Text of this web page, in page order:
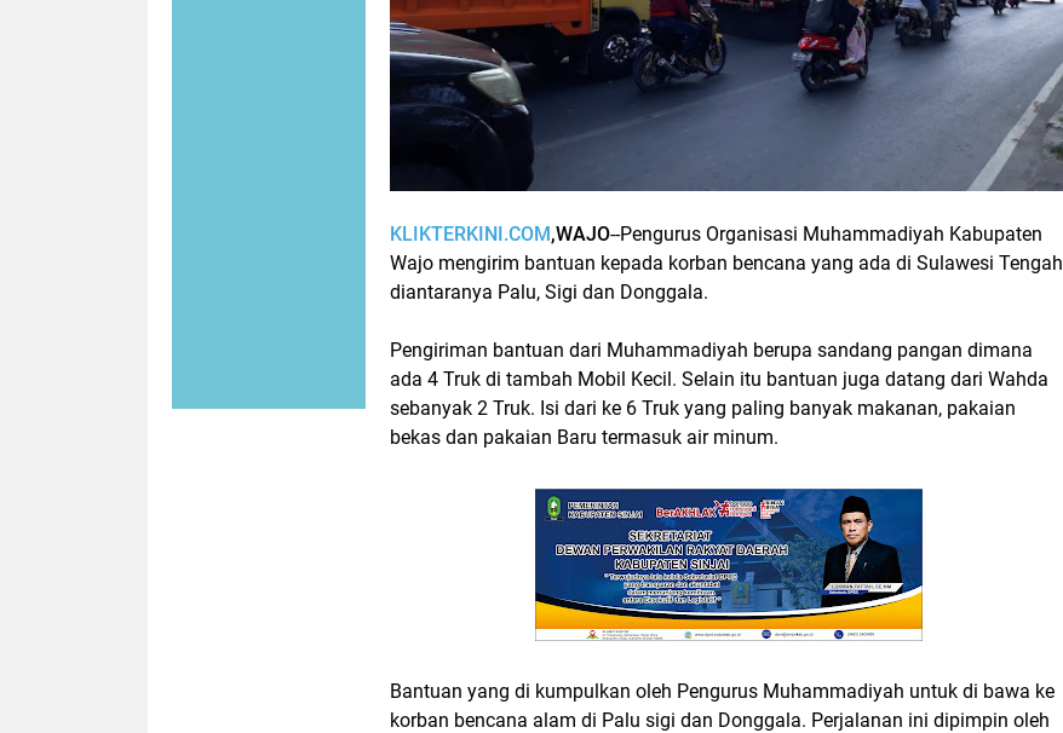
KLIKTERKINI.COM,WAJO--Pengurus Organisasi Muhammadiyah Kabupaten
Wajo mengirim bantuan kepada korban bencana yang ada di Sulawesi Tengah
diantaranya Palu, Sigi dan Donggala.
Pengiriman bantuan dari Muhammadiyah berupa sandang pangan dimana
ada 4 Truk di tambah Mobil Kecil. Selain itu bantuan juga datang dari Wahda
sebanyak 2 Truk. Isi dari ke 6 Truk yang paling banyak makanan, pakaian
bekas dan pakaian Baru termasuk air minum.
Bantuan yang di kumpulkan oleh Pengurus Muhammadiyah untuk di bawa ke
korban bencana alam di Palu sigi dan Donggala. Perjalanan ini dipimpin oleh